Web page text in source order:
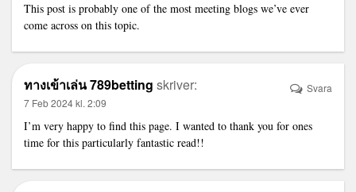
This post is probably one of the most meeting blogs we’ve ever
come across on this topic.
ทางเข้าเล่น 789betting skriver:
7 Feb 2024 kl. 2:09
I’m very happy to find this page. I wanted to thank you for ones
time for this particularly fantastic read!!
Svara